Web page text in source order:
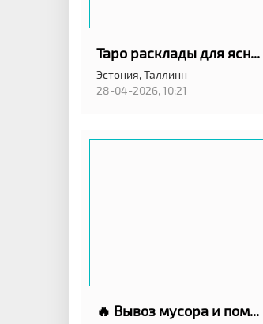
Таро расклады для ясности, когда внутри много вопросов!
Эстония,Таллинн
28-04-2026, 10:21
🔥 Вывоз мусора и помощь по участку 24/7 🚛 Быстро